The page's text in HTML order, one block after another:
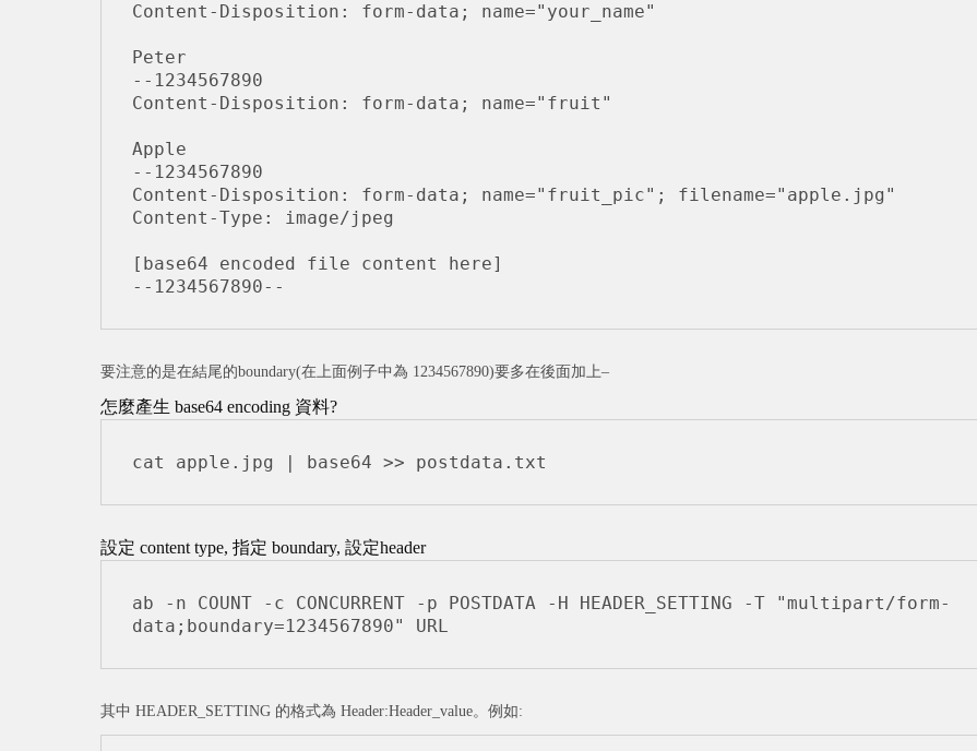
Content-Disposition: form-data; name="your_name"
Peter
--1234567890
Content-Disposition: form-data; name="fruit"
Apple
--1234567890
Content-Disposition: form-data; name="fruit_pic"; filename="apple.jpg"
Content-Type: image/jpeg
[base64 encoded file content here]
--1234567890--
要注意的是在結尾的boundary(在上面例子中為 1234567890)要多在後面加上–
怎麼產生 base64 encoding 資料?
cat apple.jpg | base64 >> postdata.txt
設定 content type, 指定 boundary, 設定header
ab -n COUNT -c CONCURRENT -p POSTDATA -H HEADER_SETTING -T "multipart/form-
data;boundary=1234567890" URL
其中 HEADER_SETTING 的格式為 Header:Header_value。例如: